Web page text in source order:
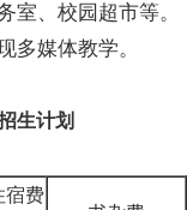
室、校园超市等。
多媒体教学。
生计划
宿费